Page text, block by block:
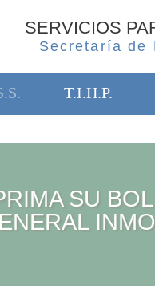
SERVICIOS
Secretaría de
T.I.H.P.
SU